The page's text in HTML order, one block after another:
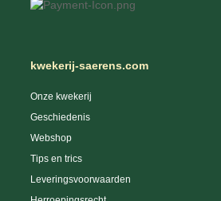
kwekerij-saerens.com
Onze kwekerij
Geschiedenis
Webshop
Tips en trics
Leveringsvoorwaarden